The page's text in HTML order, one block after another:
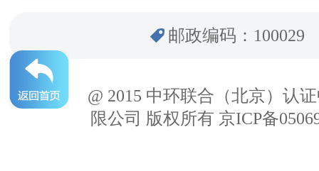
邮政编码：100029
@ 2015 中环联合（北京）认
限公司 版权所有 京ICP备